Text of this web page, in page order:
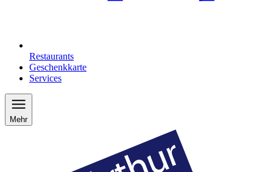
Restaurants
Geschenkkarte
Services
Mehr